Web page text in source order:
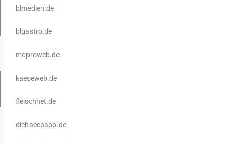
blmedien.de
blgastro.de
moproweb.de
kaeseweb.de
fleischnet.de
diehaccpapp.de